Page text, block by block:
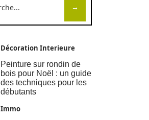
Décoration Interieure
Peinture sur rondin de
bois pour Noël : un guide
des techniques pour les
débutants
Immo